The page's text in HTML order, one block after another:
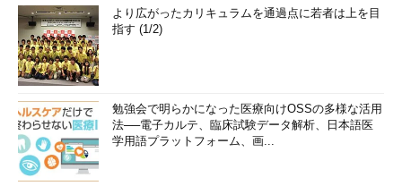
より広がったカリキュラムを通過点に若者は上を目
指す (1/2)
勉強会で明らかになった医療向けOSSの多様な活用
法──電子カルテ、臨床試験データ解析、日本語医
学用語プラットフォーム、画...